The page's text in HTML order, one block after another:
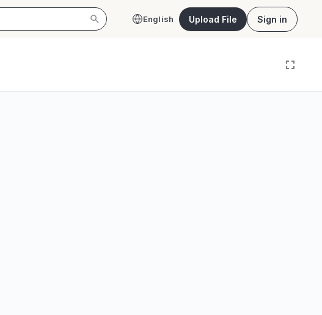
English Upload File Sign in